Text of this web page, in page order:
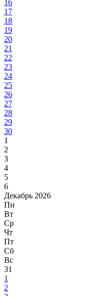
16
17
18
19
20
21
22
23
24
25
26
27
28
29
30
1
2
3
4
5
6
Декабрь 2026
Пн
Вт
Ср
Чт
Пт
Сб
Вс
31
1
2